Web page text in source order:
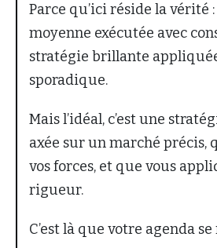
Parce qu’ici réside la vérité
moyenne exécutée avec
stratégie brillante
sporadique.
Mais l’idéal, c’est une
axée sur un marché précis,
vos forces, et que vous
rigueur.
C’est là que votre agenda